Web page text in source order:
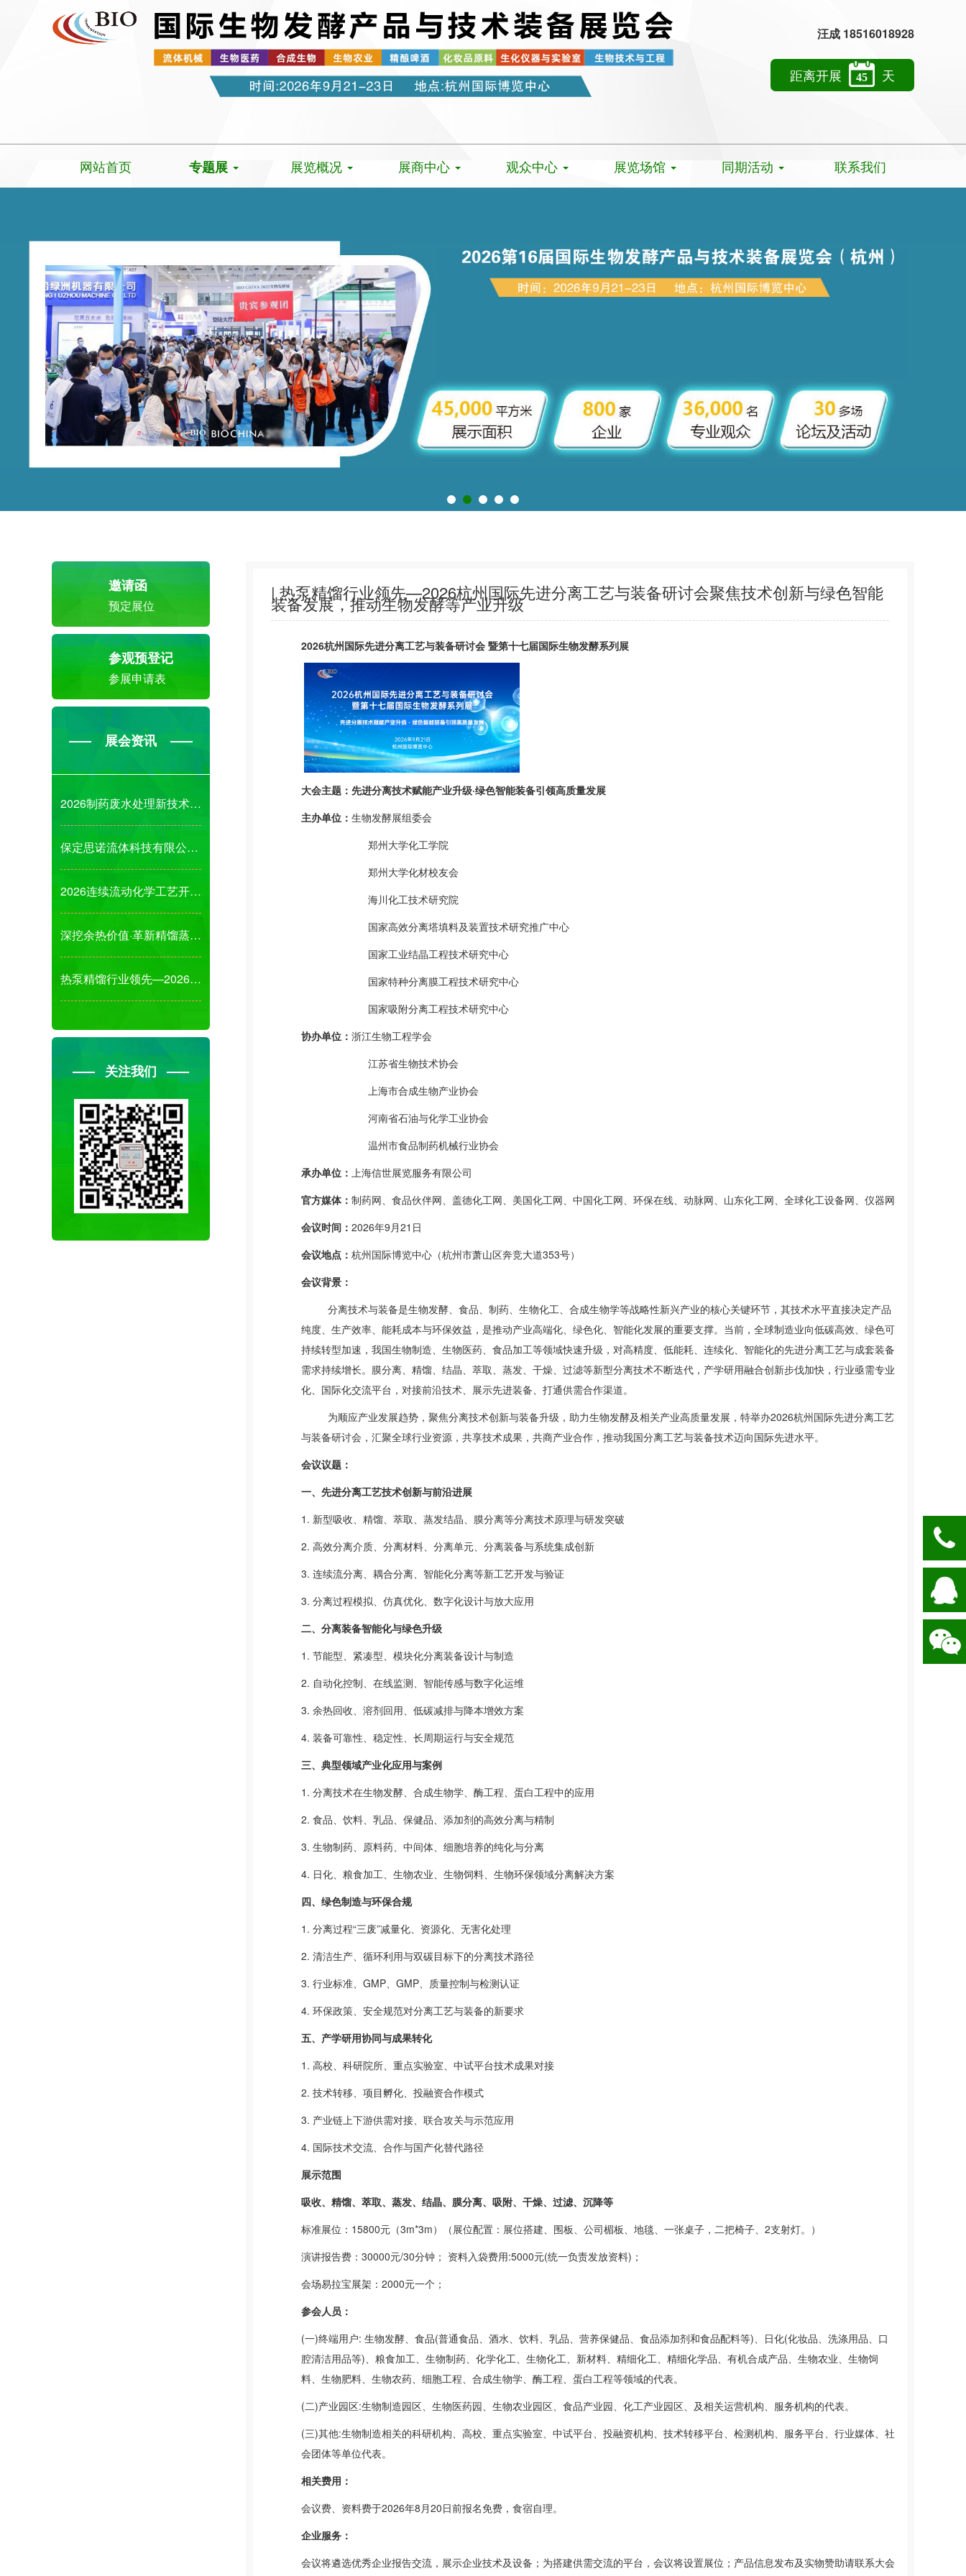
汪成 18516018928
距离开展 45 天
网站首页 专题展 展览概况 展商中心 观众中心 展览场馆 同期活动 联系我们
邀请函
预定展位
参观预登记
参展申请表
展会资讯
2026制药废水处理新技术、新成果、新装备发展
保定思诺流体科技有限公司诚邀您参观2026第1
2026连续流动化学工艺开发及绿色工艺新技术应
深挖余热价值·革新精馏蒸发结晶节能解决方案!
热泵精馏行业领先—2026杭州国际先进分离工艺
关注我们
| 热泵精馏行业领先—2026杭州国际先进分离工艺与装备研讨会聚焦技术创新与绿色智能
装备发展，推动生物发酵等产业升级
2026杭州国际先进分离工艺与装备研讨会 暨第十七届国际生物发酵系列展
大会主题：先进分离技术赋能产业升级·绿色智能装备引领高质量发展
主办单位： 生物发酵展组委会
郑州大学化工学院
郑州大学化材校友会
海川化工技术研究院
国家高效分离塔填料及装置技术研究推广中心
国家工业结晶工程技术研究中心
国家特种分离膜工程技术研究中心
国家吸附分离工程技术研究中心
协办单位： 浙江生物工程学会
江苏省生物技术协会
上海市合成生物产业协会
河南省石油与化学工业协会
温州市食品制药机械行业协会
承办单位： 上海信世展览服务有限公司
官方媒体： 制药网、食品伙伴网、盖德化工网、美国化工网、中国化工网、环保在线、动脉网、山东化工网、全球化工设备网、仪器网
会议时间： 2026年9月21日
会议地点： 杭州国际博览中心（杭州市萧山区奔竞大道353号）
会议背景：
分离技术与装备是生物发酵、食品、制药、生物化工、合成生物学等战略性新兴产业的核心关键环节，其技术水平直接决定产品
纯度、生产效率、能耗成本与环保效益，是推动产业高端化、绿色化、智能化发展的重要支撑。当前，全球制造业向低碳高效、绿色可
持续转型加速，我国生物制造、生物医药、食品加工等领域快速升级，对高精度、低能耗、连续化、智能化的先进分离工艺与成套装备
需求持续增长。膜分离、精馏、结晶、萃取、蒸发、干燥、过滤等新型分离技术不断迭代，产学研用融合创新步伐加快，行业亟需专业
化、国际化交流平台，对接前沿技术、展示先进装备、打通供需合作渠道。
为顺应产业发展趋势，聚焦分离技术创新与装备升级，助力生物发酵及相关产业高质量发展，特举办2026杭州国际先进分离工艺
与装备研讨会，汇聚全球行业资源，共享技术成果，共商产业合作，推动我国分离工艺与装备技术迈向国际先进水平。
会议议题：
一、先进分离工艺技术创新与前沿进展
1. 新型吸收、精馏、萃取、蒸发结晶、膜分离等分离技术原理与研发突破
2. 高效分离介质、分离材料、分离单元、分离装备与系统集成创新
3. 连续流分离、耦合分离、智能化分离等新工艺开发与验证
3. 分离过程模拟、仿真优化、数字化设计与放大应用
二、分离装备智能化与绿色升级
1. 节能型、紧凑型、模块化分离装备设计与制造
2. 自动化控制、在线监测、智能传感与数字化运维
3. 余热回收、溶剂回用、低碳减排与降本增效方案
4. 装备可靠性、稳定性、长周期运行与安全规范
三、典型领域产业化应用与案例
1. 分离技术在生物发酵、合成生物学、酶工程、蛋白工程中的应用
2. 食品、饮料、乳品、保健品、添加剂的高效分离与精制
3. 生物制药、原料药、中间体、细胞培养的纯化与分离
4. 日化、粮食加工、生物农业、生物饲料、生物环保领域分离解决方案
四、绿色制造与环保合规
1. 分离过程“三废”减量化、资源化、无害化处理
2. 清洁生产、循环利用与双碳目标下的分离技术路径
3. 行业标准、GMP、GMP、质量控制与检测认证
4. 环保政策、安全规范对分离工艺与装备的新要求
五、产学研用协同与成果转化
1. 高校、科研院所、重点实验室、中试平台技术成果对接
2. 技术转移、项目孵化、投融资合作模式
3. 产业链上下游供需对接、联合攻关与示范应用
4. 国际技术交流、合作与国产化替代路径
展示范围
吸收、精馏、萃取、蒸发、结晶、膜分离、吸附、干燥、过滤、沉降等
标准展位： 15800元（3m*3m）（展位配置：展位搭建、围板、公司楣板、地毯、一张桌子，二把椅子、 2支射灯。）
演讲报告费： 30000元/30分钟； 资料入袋费用:5000元(统一负责发放资料) ；
会场易拉宝展架： 2000元一个；
参会人员：
(一)终端用户: 生物发酵、食品(普通食品、酒水、饮料、乳品、营养保健品、食品添加剂和食品配料等)、日化(化妆品、洗涤用品、口
腔清洁用品等)、粮食加工、生物制药、化学化工、生物化工、新材料、精细化工、精细化学品、有机合成产品、生物农业、生物饲
料、生物肥料、生物农药、细胞工程、合成生物学、酶工程、蛋白工程等领域的代表。
(二)产业园区:生物制造园区、生物医药园、生物农业园区、食品产业园、化工产业园区、及相关运营机构、服务机构的代表。
(三)其他:生物制造相关的科研机构、高校、重点实验室、中试平台、投融资机构、技术转移平台、检测机构、服务平台、行业媒体、社
会团体等单位代表。
相关费用：
会议费、资料费于2026年8月20日前报名免费，食宿自理。
企业服务：
会议将遴选优秀企业报告交流，展示企业技术及设备；为搭建供需交流的平台，会议将设置展位；产品信息发布及实物赞助请联系大会